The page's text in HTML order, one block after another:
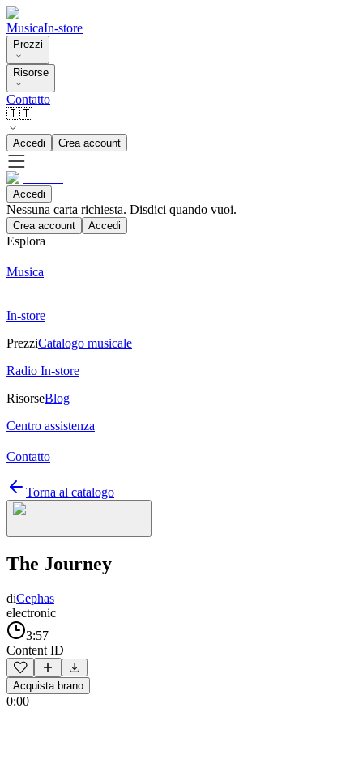
MusicaIn-store
Prezzi
Risorse
Contatto
🇮🇹
Accedi Crea account
Accedi
Nessuna carta richiesta. Disdici quando vuoi.
Crea account Accedi
Esplora
Musica
In-store
PrezziCatalogo musicale
Radio In-store
RisorseBlog
Centro assistenza
Contatto
Torna al catalogo
The Journey
diCephas
electronic
3:57
Content ID
Acquista brano
0:00